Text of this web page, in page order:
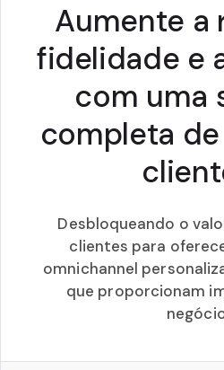
Aumente a
fidelidade e
com uma
completa
Desbloqueando o
clientes para
omnichannel
que proporcionam